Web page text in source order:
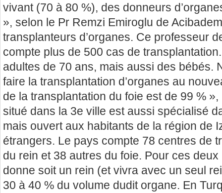
vivant (70 à 80 %), des donneurs
», selon le Pr Remzi Emiroglu de
transplanteurs d’organes. Ce professeur
compte plus de 500 cas de
adultes de 70 ans, mais aussi des bébés.
faire la transplantation d’organes au
de la transplantation du foie est de 99 % »,
situé dans la 3e ville est aussi spécialisé
mais ouvert aux habitants de la région de
étrangers. Le pays compte 78 centres de
du rein et 38 autres du foie. Pour ces
donne soit un rein (et vivra avec un seul
30 à 40 % du volume dudit organe. En